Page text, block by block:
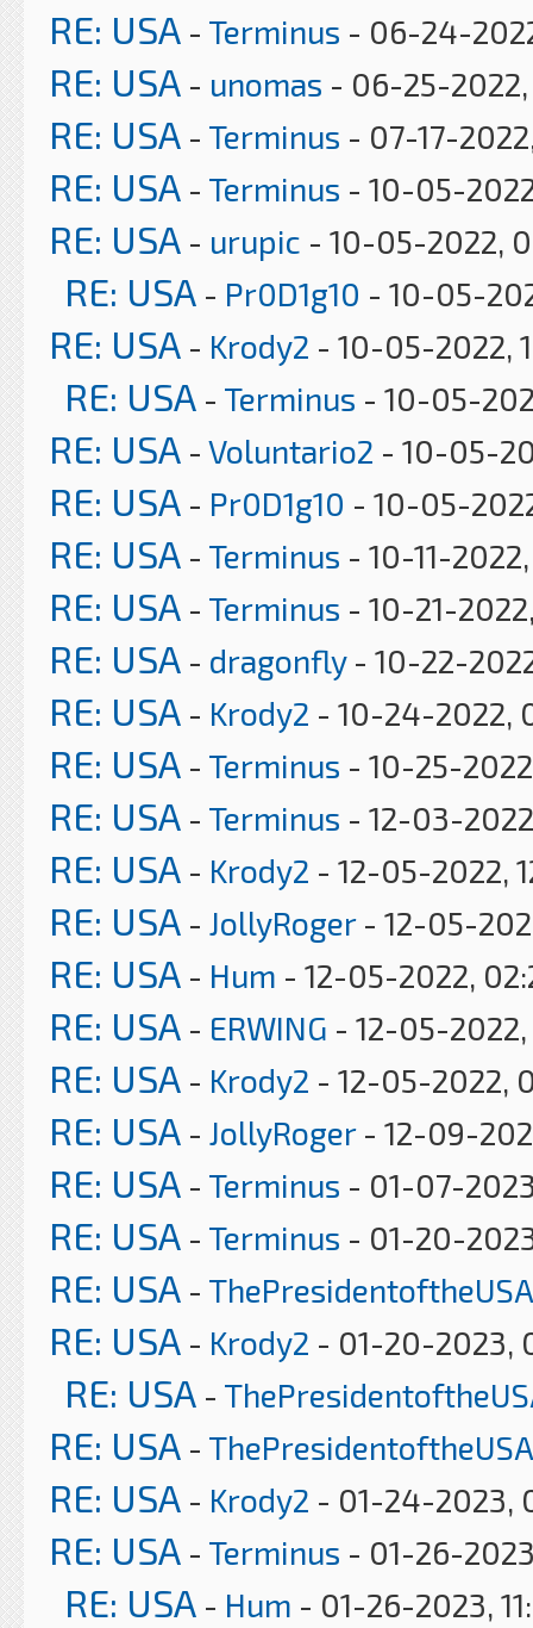
RE: USA - Terminus - 06-24-
RE: USA - unomas - 06-25-2022,
RE: USA - Terminus - 07-17-
RE: USA - Terminus - 10-05-
RE: USA - urupic - 10-05-2022,
RE: USA - Pr0D1g10 - 10-05-
RE: USA - Krody2 - 10-05-2022,
RE: USA - Terminus - 10-05-
RE: USA - Voluntario2 - 10-05-
RE: USA - Pr0D1g10 - 10-05-
RE: USA - Terminus - 10-11-
RE: USA - Terminus - 10-21-
RE: USA - dragonfly- 10-22-
RE: USA - Krody2 - 10-24-2022,
RE: USA - Terminus - 10-25-
RE: USA - Terminus - 12-03-
RE: USA - Krody2 - 12-05-2022,
RE: USA - JollyRoger- 12-05-
RE: USA - Hum - 12-05-2022,
RE: USA - ERWING - 12-05-
RE: USA - Krody2 - 12-05-2022,
RE: USA - JollyRoger- 12-09-
RE: USA - Terminus - 01-07-
RE: USA - Terminus - 01-20-
RE: USA - ThePresidentoftheUSA
RE: USA - Krody2 - 01-20-2023,
RE: USA -
RE: USA - ThePresidentoftheUSA
RE: USA - Krody2 - 01-24-2023,
RE: USA - Terminus - 01-26-
RE: USA - Hum - 01-26-2023,